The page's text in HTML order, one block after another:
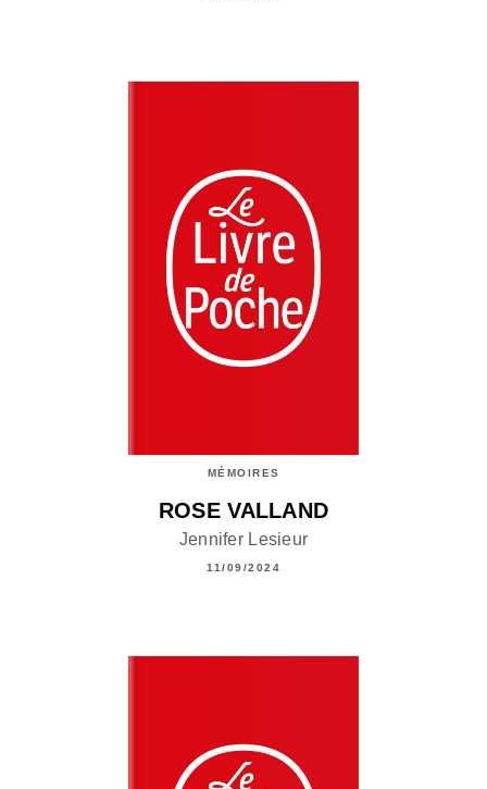
MÉMOIRES
ROSE VALLAND
Jennifer Lesieur
11/09/2024